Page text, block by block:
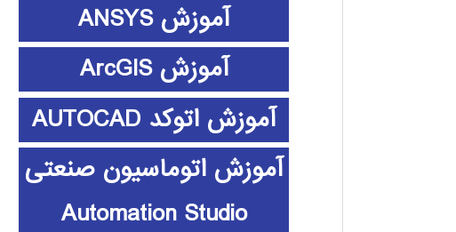
آموزش ANSYS
آموزش ArcGIS
آموزش اتوکد AUTOCAD
آموزش اتوماسیون صنعتی
Automation Studio